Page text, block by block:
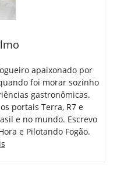
apaixonado por
foi morar sozinho
gastronômicas.
portais Terra, R7 e
e no mundo. Escrevo
e Pilotando Fogão.